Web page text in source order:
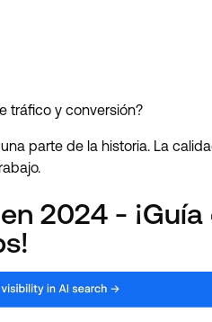
tráfico y conversión?
parte de la historia. La
2024 -